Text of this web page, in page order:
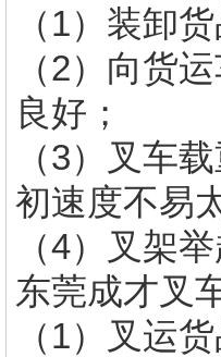
（1）装卸
（2）向货
良好；
（3）叉车
初速度不易
（4）叉架
东莞成才叉
（1）叉运